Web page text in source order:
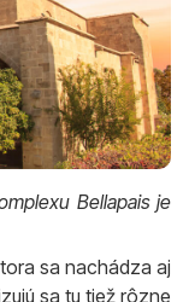
Bellapais je
sa nachádza aj
sa tu tiež rôzne